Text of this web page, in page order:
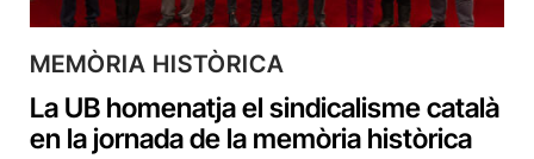
MEMÒRIA HISTÒRICA
La UB homenatja el sindicalisme català
en la jornada de la memòria històrica